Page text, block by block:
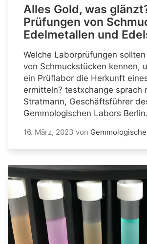
Alles Gold, was
Prüfungen von
Edelmetallen und
Welche Laborprüfungen
von Schmuckstücken kennen,
ein Prüflabor die Herkunft
ermitteln? testxchange sprach
Stratmann, Geschäftsführer
Gemmologischen Labors Berlin.
16. März, 2023 von